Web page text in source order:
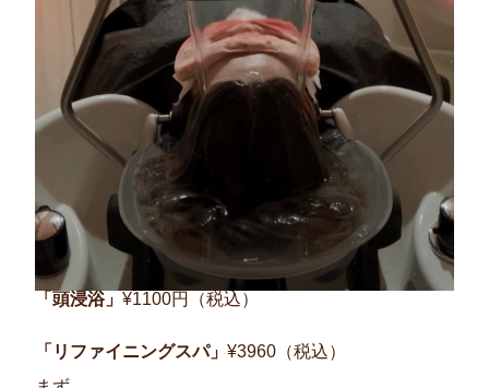
「頭浸浴」 ¥1100円（税込）
「リファイニングスパ」 ¥3960 （税込）